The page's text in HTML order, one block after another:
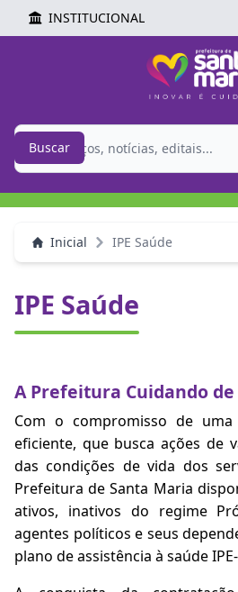
INSTITUCIONAL
Buscar
Inicial IPE Saúde
IPE Saúde
A Prefeitura Cuidando
Com o compromisso de
eficiente, que busca ações de
das condições de vida dos
Prefeitura de Santa Maria
ativos, inativos do regime
agentes políticos e seus
plano de assistência à saúde